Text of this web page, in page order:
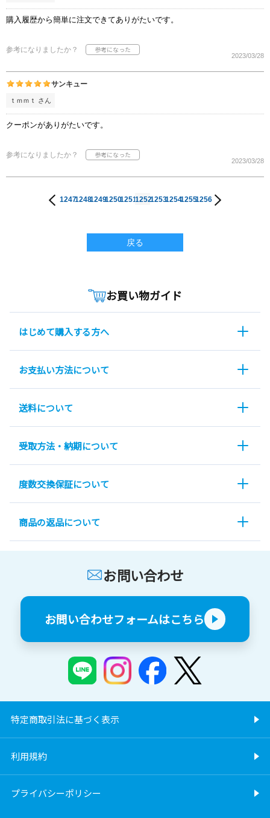
購入履歴から簡単に注文できてありがたいです。
参考になりましたか？
2023/03/28
サンキュー
ｔｍｍｔ さん
クーポンがありがたいです。
参考になりましたか？
2023/03/28
1247124812491250125112521253125412551256
戻る
お買い物ガイド
はじめて購入する方へ
お支払い方法について
送料について
受取方法・納期について
度数交換保証について
商品の返品について
お問い合わせ
お問い合わせフォームはこちら
特定商取引法に基づく表示
利用規約
プライバシーポリシー